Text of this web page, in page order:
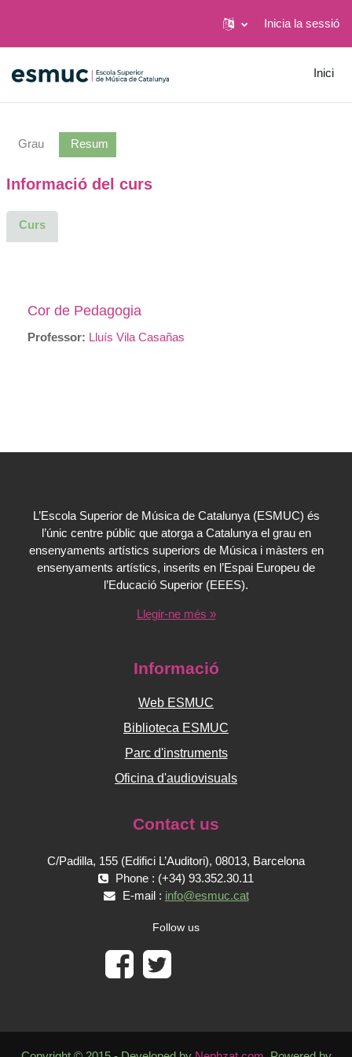
Inicia la sessió
Inici
Grau Resum
Informació del curs
Curs
Cor de Pedagogia
Professor: Lluís Vila Casañas
L’Escola Superior de Música de Catalunya (ESMUC) és
l’únic centre públic que atorga a Catalunya el grau en
ensenyaments artístics superiors de Música i màsters en
ensenyaments artístics, inserits en l’Espai Europeu de
l’Educació Superior (EEES).
Llegir-ne més »
Informació
Web ESMUC
Biblioteca ESMUC
Parc d'instruments
Oficina d'audiovisuals
Contact us
C/Padilla, 155 (Edifici L’Auditori), 08013, Barcelona
Phone : (+34) 93.352.30.11
E-mail : info@esmuc.cat
Follow us